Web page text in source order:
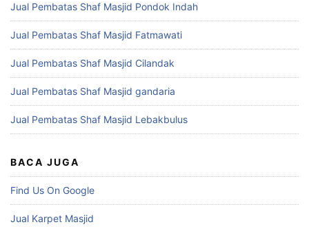
Jual Pembatas Shaf Masjid Pondok Indah
Jual Pembatas Shaf Masjid Fatmawati
Jual Pembatas Shaf Masjid Cilandak
Jual Pembatas Shaf Masjid gandaria
Jual Pembatas Shaf Masjid Lebakbulus
BACA JUGA
Find Us On Google
Jual Karpet Masjid